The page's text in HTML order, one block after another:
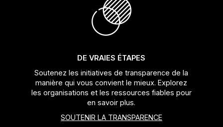
DE VRAIES ÉTAPES
Soutenez les initiatives de transparence de la
manière qui vous convient le mieux. Explorez
les organisations et les ressources fiables pour
en savoir plus.
SOUTENIR LA TRANSPARENCE